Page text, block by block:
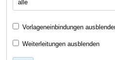
alle
Vorlageneinbindungen
Weiterleitungen ausblenden